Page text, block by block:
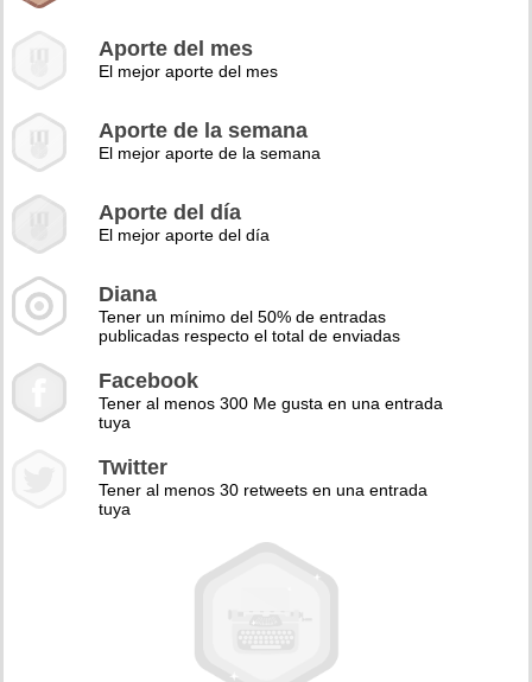
Aporte del mes
El mejor aporte del mes
Aporte de la semana
El mejor aporte de la semana
Aporte del día
El mejor aporte del día
Diana
Tener un mínimo del 50% de entradas
publicadas respecto el total de enviadas
Facebook
Tener al menos 300 Me gusta en una entrada
tuya
Twitter
Tener al menos 30 retweets en una entrada
tuya